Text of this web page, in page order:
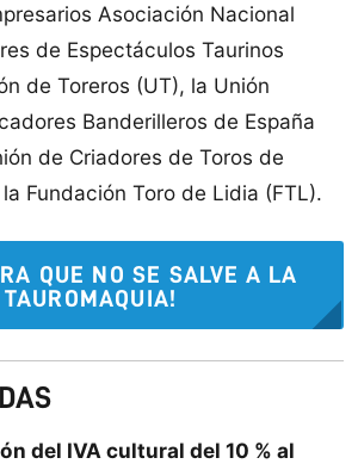
Asociación Nacional
de Espectáculos Taurinos
de Toreros (UT), la Unión
Banderilleros de España
de Criadores de Toros de
Fundación Toro de Lidia (FTL).
QUE NO SE SALVE A LA
TAUROMAQUIA!
del IVA cultural del 10 % al